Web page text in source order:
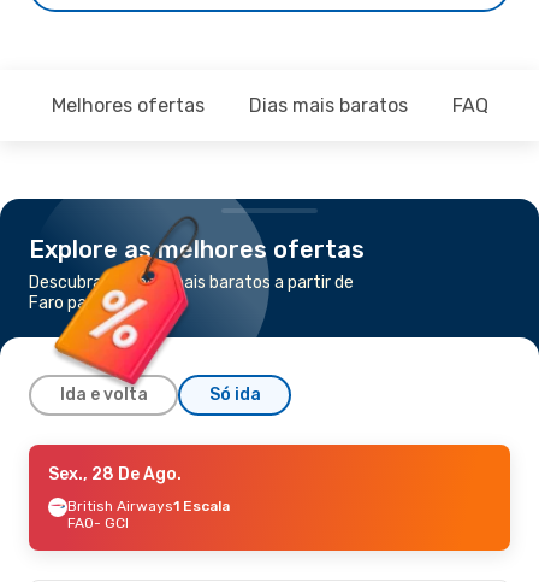
Melhores ofertas Dias mais baratos FAQ
Explore as melhores ofertas
Descubra os voos mais baratos a partir de
Faro para Guernsey
Ida e volta Só ida
Qua., 19 De Ago.
Jet2.Com1 Escala
FAO- GCI
GCI- FAO
Sex., 28 De Ago.
British Airways1 Escala
FAO- GCI